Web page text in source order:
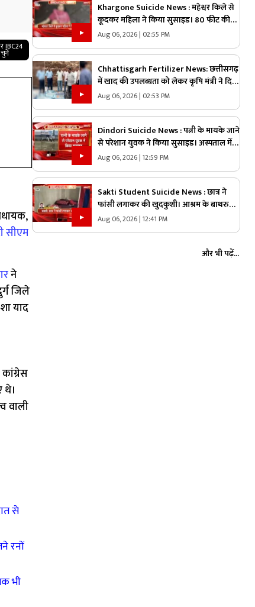
IBC24
सीएम
ने
जिले
याद
वाली
से
रनों
भी
Khargone Suicide News : महेश्वर किले से
कूदकर महिला ने किया सुसाइड। 80 फीट की
ऊंचाई से अहिल्या घाट पर कूदी महिला
Aug 06, 2026 | 02:55 PM
Chhattisgarh Fertilizer News: छत्तीसगढ़
में खाद की उपलब्धता को लेकर कृषि मंत्री ने दिया
बड़ा अपडेट, अधिकारियों को दिए ये निर्देश,
कहा- कालाबाजारी बर्दाश्त नहीं होगी
Aug 06, 2026 | 02:53 PM
Dindori Suicide News : पत्नी के मायके जाने
से परेशान युवक ने किया सुसाइड। अस्पताल में
इलाज के दौरान युवक की मौत
Aug 06, 2026 | 12:59 PM
Sakti Student Suicide News : छात्र ने
फांसी लगाकर की खुदकुशी। आश्रम के बाथरुम
में फांसी लगाकर की खुदकुशी
Aug 06, 2026 | 12:41 PM
और भी पढ़ें...